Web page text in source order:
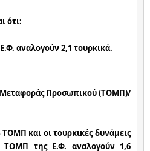
ότι:
αναλογούν 2,1 τουρκικά.
Προσωπικού (ΤΟΜΠ)/
και οι τουρκικές δυνάμεις
ΤΟΜΠ της Ε.Φ. αναλογούν 1,6